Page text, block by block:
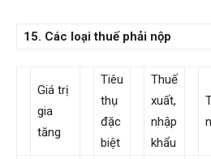
15. Các loại thuế phải nộp
Giá trị
gia
tăng
Tiêu
thụ
đặc
biệt
Thuế
xuất,
nhập
khẩu